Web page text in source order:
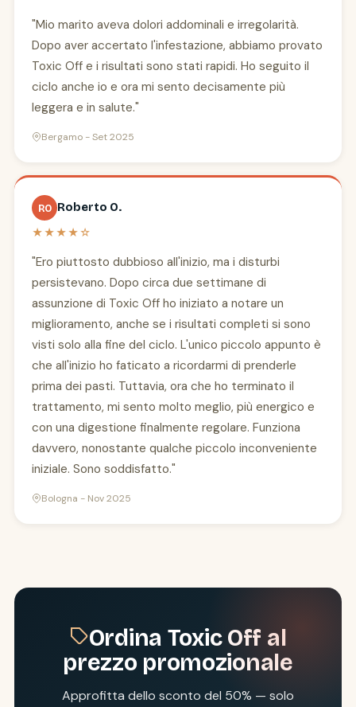
"Mio marito aveva dolori addominali e irregolarità.
Dopo aver accertato l'infestazione, abbiamo provato
Toxic Off e i risultati sono stati rapidi. Ho seguito il
ciclo anche io e ora mi sento decisamente più
leggera e in salute."
Bergamo - Set 2025
RO Roberto O.
★★★★☆
"Ero piuttosto dubbioso all'inizio, ma i disturbi
persistevano. Dopo circa due settimane di
assunzione di Toxic Off ho iniziato a notare un
miglioramento, anche se i risultati completi si sono
visti solo alla fine del ciclo. L'unico piccolo appunto è
che all'inizio ho faticato a ricordarmi di prenderle
prima dei pasti. Tuttavia, ora che ho terminato il
trattamento, mi sento molto meglio, più energico e
con una digestione finalmente regolare. Funziona
davvero, nonostante qualche piccolo inconveniente
iniziale. Sono soddisfatto."
Bologna - Nov 2025
Ordina Toxic Off al
prezzo promozionale
Approfitta dello sconto del 50% — solo